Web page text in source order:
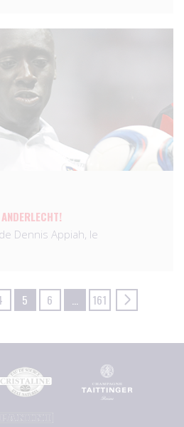
Dennis Appiah, le
5 6 161